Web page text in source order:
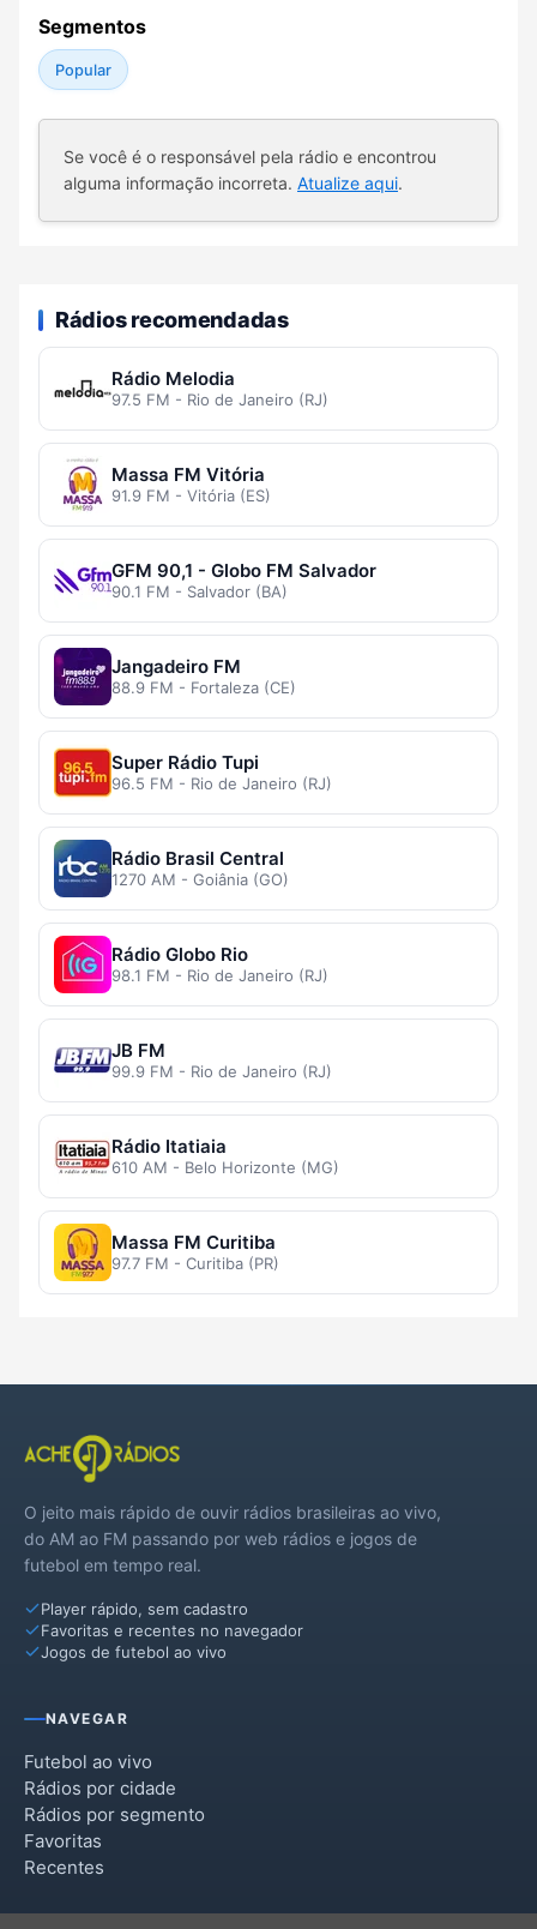
Segmentos
Popular
Se você é o responsável pela rádio e encontrou
alguma informação incorreta. Atualize aqui.
Rádios recomendadas
Rádio Melodia
97.5 FM - Rio de Janeiro (RJ)
Massa FM Vitória
91.9 FM - Vitória (ES)
GFM 90,1 - Globo FM Salvador
90.1 FM - Salvador (BA)
Jangadeiro FM
88.9 FM - Fortaleza (CE)
Super Rádio Tupi
96.5 FM - Rio de Janeiro (RJ)
Rádio Brasil Central
1270 AM - Goiânia (GO)
Rádio Globo Rio
98.1 FM - Rio de Janeiro (RJ)
JB FM
99.9 FM - Rio de Janeiro (RJ)
Rádio Itatiaia
610 AM - Belo Horizonte (MG)
Massa FM Curitiba
97.7 FM - Curitiba (PR)
O jeito mais rápido de ouvir rádios brasileiras ao vivo,
do AM ao FM passando por web rádios e jogos de
futebol em tempo real.
Player rápido, sem cadastro
Favoritas e recentes no navegador
Jogos de futebol ao vivo
NAVEGAR
Futebol ao vivo
Rádios por cidade
Rádios por segmento
Favoritas
Recentes